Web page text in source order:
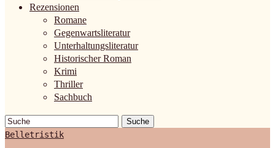
Rezensionen
Romane
Gegenwartsliteratur
Unterhaltungsliteratur
Historischer Roman
Krimi
Thriller
Sachbuch
Suche
Belletristik